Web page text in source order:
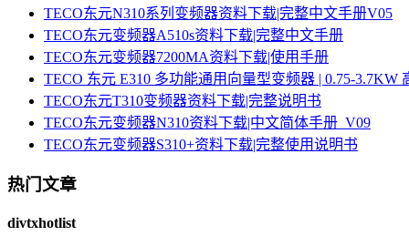
TECO东元N310系列变频器资料下载|完整中文手册V05
TECO东元变频器A510s资料下载|完整中文手册
TECO东元变频器7200MA资料下载|使用手册
TECO 东元 E310 多功能通用向量型变频器 | 0.75-3.7KW
TECO东元T310变频器资料下载|完整说明书
TECO东元变频器N310资料下载|中文简体手册_V09
TECO东元变频器S310+资料下载|完整使用说明书
热门文章
divtxhotlist